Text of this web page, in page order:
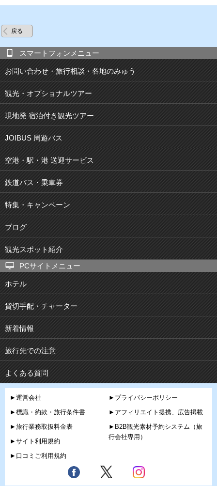
戻る
スマートフォンメニュー
お問い合わせ・旅行相談・各地のみゅう
観光・オプショナルツアー
現地発 宿泊付き観光ツアー
JOIBUS 周遊バス
空港・駅・港 送迎サービス
鉄道パス・乗車券
特集・キャンペーン
ブログ
観光スポット紹介
PCサイトメニュー
ホテル
貸切手配・チャーター
新着情報
旅行先での注意
よくある質問
►運営会社
►標識・約款・旅行条件書
►旅行業務取扱料金表
►サイト利用規約
►口コミご利用規約
►プライバシーポリシー
►アフィリエイト提携、広告掲載
►B2B観光素材予約システム（旅
行会社専用）